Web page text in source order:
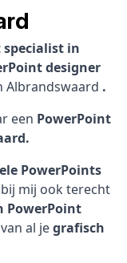
specialist in
designer
Albrandswaard .
een PowerPoint
PowerPoints
mij ook terecht
PowerPoint
van al jegrafisch